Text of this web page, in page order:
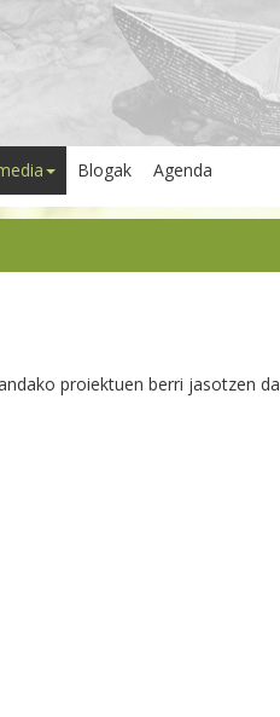
Blogak Agenda
proiektuen berri jasotzen da